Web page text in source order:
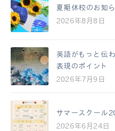
夏期休校のお知
2026年8月8日
英語がもっと伝
表現のポイント
2026年7月9日
サマースクール
2026年6月24日